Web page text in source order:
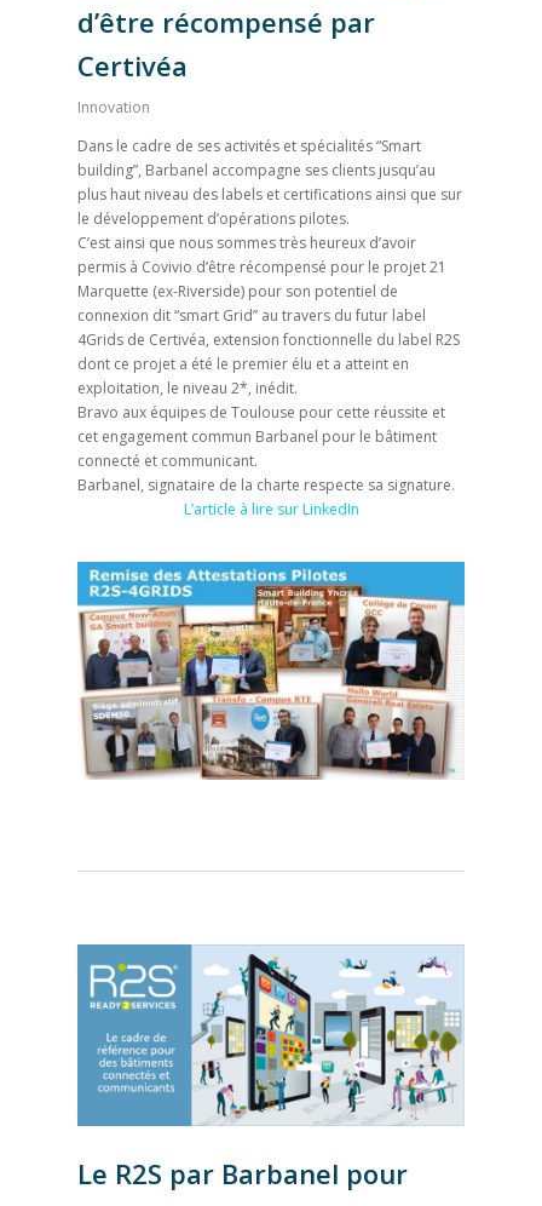
d’être récompensé par
Certivéa
Innovation
Dans le cadre de ses activités et spécialités “Smart
building”, Barbanel accompagne ses clients jusqu’au
plus haut niveau des labels et certifications ainsi que sur
le développement d’opérations pilotes.
C’est ainsi que nous sommes très heureux d’avoir
permis à Covivio d’être récompensé pour le projet 21
Marquette (ex-Riverside) pour son potentiel de
connexion dit “smart Grid” au travers du futur label
4Grids de Certivéa, extension fonctionnelle du label R2S
dont ce projet a été le premier élu et a atteint en
exploitation, le niveau 2*, inédit.
Bravo aux équipes de Toulouse pour cette réussite et
cet engagement commun Barbanel pour le bâtiment
connecté et communicant.
Barbanel, signataire de la charte respecte sa signature.
L’article à lire sur LinkedIn
Le R2S par Barbanel pour
Accueil
Notre entreprise
Nos références